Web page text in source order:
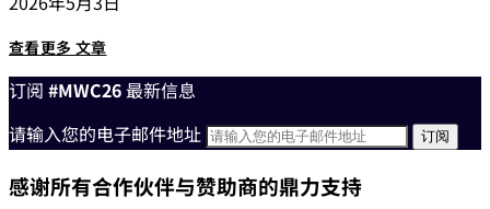
查看更多 文章
订阅 #MWC26最新信息
请输入您的电子邮件地址
感谢所有合作伙伴与赞助商的鼎力支持